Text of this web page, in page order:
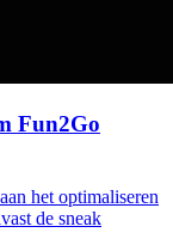
Fun2Go
het optimaliseren
de sneak